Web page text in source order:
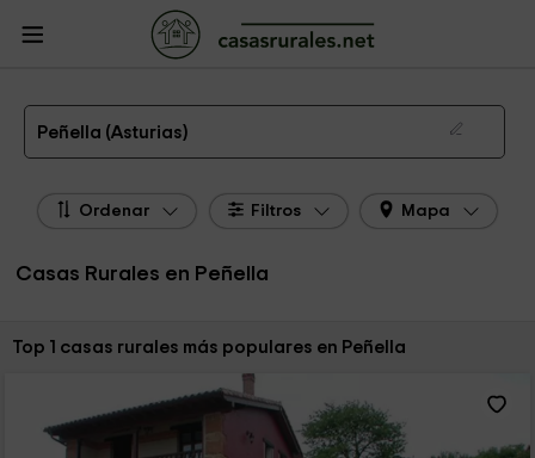
Casas Rurales
Peñella
Las 1 mejores casas rurales en Peñella de 2026
Peñella (Asturias)
Ordenar Filtros Mapa
Casas Rurales en Peñella
Ordenar por:
Top 1 casas rurales más populares en Peñella